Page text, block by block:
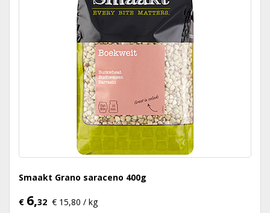
Smaakt Grano saraceno 400g
€ 6,32 € 15,80 / kg